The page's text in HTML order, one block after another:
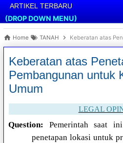
(DROP DOWN MENU)
Home TANAH Keberatan atas Penetapan
Keberatan atas
Pembangunan untuk
Umum
LEGAL
Question:
Pemerintah saat
penetapan lokasi untuk